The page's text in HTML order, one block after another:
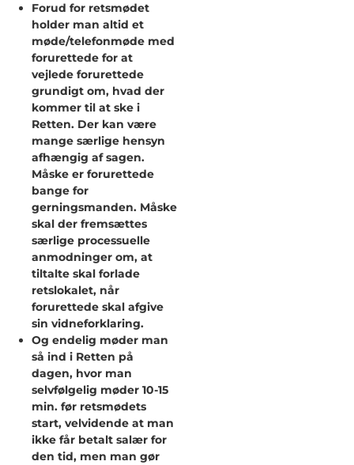
Forud for retsmødet
holder man altid et
møde/telefonmøde med
forurettede for at
vejlede forurettede
grundigt om, hvad der
kommer til at ske i
Retten. Der kan være
mange særlige hensyn
afhængig af sagen.
Måske er forurettede
bange for
gerningsmanden. Måske
skal der fremsættes
særlige processuelle
anmodninger om, at
tiltalte skal forlade
retslokalet, når
forurettede skal afgive
sin vidneforklaring.
Og endelig møder man
så ind i Retten på
dagen, hvor man
selvfølgelig møder 10-15
min. før retsmødets
start, velvidende at man
ikke får betalt salær for
den tid, men man gør